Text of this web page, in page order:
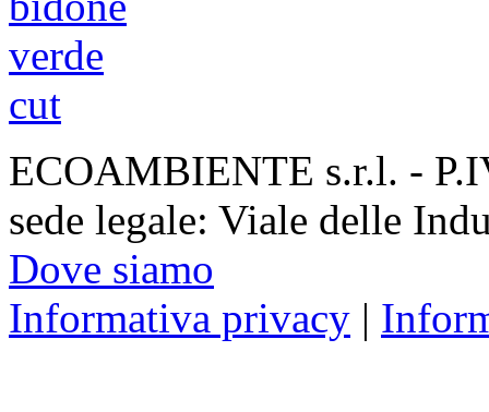
ECOAMBIENTE s.r.l. -
sede legale: Viale delle
Dove siamo
Informativa privacy |